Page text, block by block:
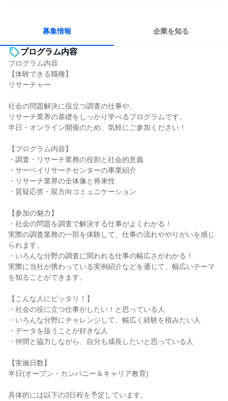
募集情報 企業を知る
プログラム内容
プログラム内容
【体験できる職種】
リサーチャー
社会の問題解決に役立つ調査の仕事や、
リサーチ業界の基礎をしっかり学べるプログラムです。
半日・オンライン開催のため、気軽にご参加ください！
【プログラム内容】
・調査・リサーチ業務の役割と社会的意義
・サーベイリサーチセンターの事業紹介
・リサーチ業界の全体像と将来性
・質疑応答・双方向コミュニケーション
【参加の魅力】
・社会の問題を調査で解決する仕事がよくわかる！
実際の調査業務の一部を体験して、仕事の流れややりがいを感じ
られます。
・いろんな分野の調査に関われる仕事の幅広さがわかる！
実際に当社が携わっている実例紹介などを通じて、幅広いテーマ
を知ることができます。
【こんな人にピッタリ！】
・社会の役に立つ仕事がしたい！と思っている人
・いろんな分野にチャレンジして、幅広く経験を積みたい人
・データを扱うことが好きな人
・仲間と協力しながら、自分も成長したいと思っている人
【実施日数】
半日(オープン・カンパニー＆キャリア教育)
具体的には以下の3日程を予定しています。